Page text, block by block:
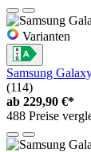
Varianten
Samsung
(114)
ab 229,90 €*
488 Preise